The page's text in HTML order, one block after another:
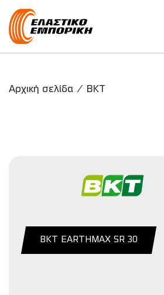
Main Navigation
Αρχική σελίδα / BKT
BKT EARTHMAX SR 30